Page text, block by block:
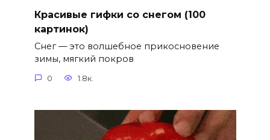
Красивые гифки со снегом (100
картинок)
Снег — это волшебное прикосновение
зимы, мягкий покров
0 1.8к.